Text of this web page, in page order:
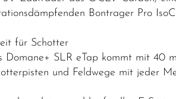
Bontrager Pro
für Schotter
Domane+ SLR eTap kommt mit 40
und Feldwege mit jeder